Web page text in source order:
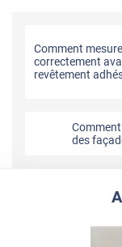
Comment
correctement
revêtement
des